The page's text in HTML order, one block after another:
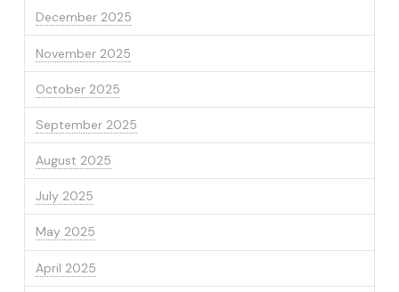
December 2025
November 2025
October 2025
September 2025
August 2025
July 2025
May 2025
April 2025